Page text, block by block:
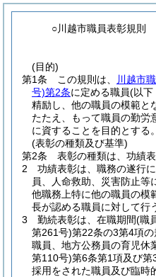
○川越市職員表彰規則
(目的)
第1条
この規則は、 川越市
号)第2条に定める職員(以下
精励し、他の職員の模範と
たたえ、もって職員の勤労
に資することを目的とする。
(表彰の種類及び基準)
第2条
表彰の種類は、功績
2
功績表彰は、職務の遂行
員、人命救助、災害防止等
他職務上特に他の職員の模
長が認める職員に対して行
3
勤続表彰は、在職期間(職
第261号)第22条の3第4項
職員、地方公務員の育児休
第110号)第6条第1項及び第
採用をされた職員及び臨時